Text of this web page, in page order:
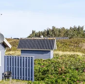
i Søndervig